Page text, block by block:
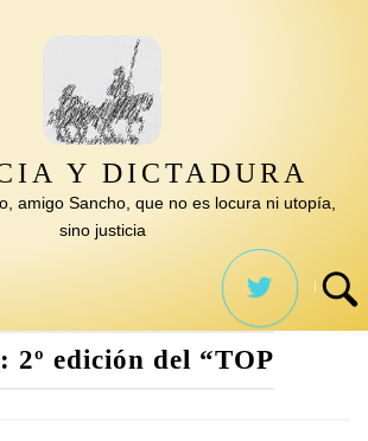
Y DICTADURA
amigo Sancho, que no es locura ni utopía,
sino justicia
2º edición del “TOP